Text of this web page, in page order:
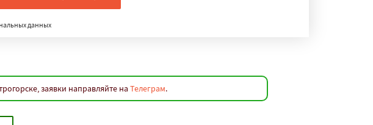
данных
заявки направляйте на Телеграм.